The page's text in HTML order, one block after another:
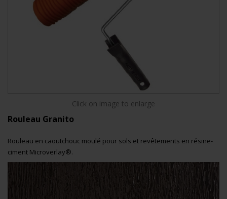
Click on image to enlarge
Rouleau Granito
Rouleau en caoutchouc moulé pour sols et revêtements en résine-
ciment Microverlay®.